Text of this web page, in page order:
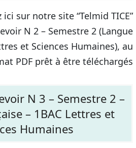
sur notre site “Telmid TICE”
N 2 – Semestre 2 (Langue
et Sciences Humaines), au
PDF prêt à être téléchargés.
N 3 – Semestre 2 –
– 1BAC Lettres et
Humaines